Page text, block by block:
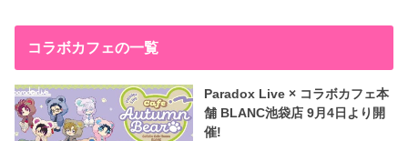
コラボカフェの一覧
Paradox Live × コラボカフェ本
舗 BLANC池袋店 9月4日より開
催!